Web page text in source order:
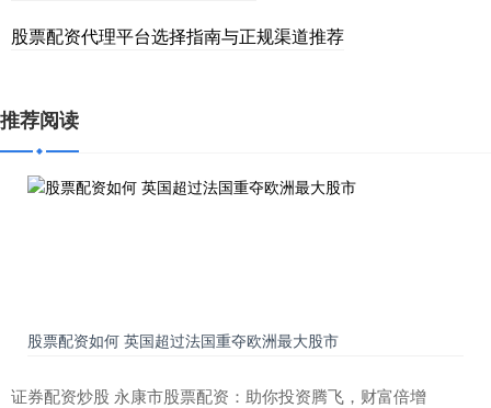
股票配资代理平台选择指南与正规渠道推荐
推荐阅读
股票配资如何 英国超过法国重夺欧洲最大股市
证券配资炒股 永康市股票配资：助你投资腾飞，财富倍增